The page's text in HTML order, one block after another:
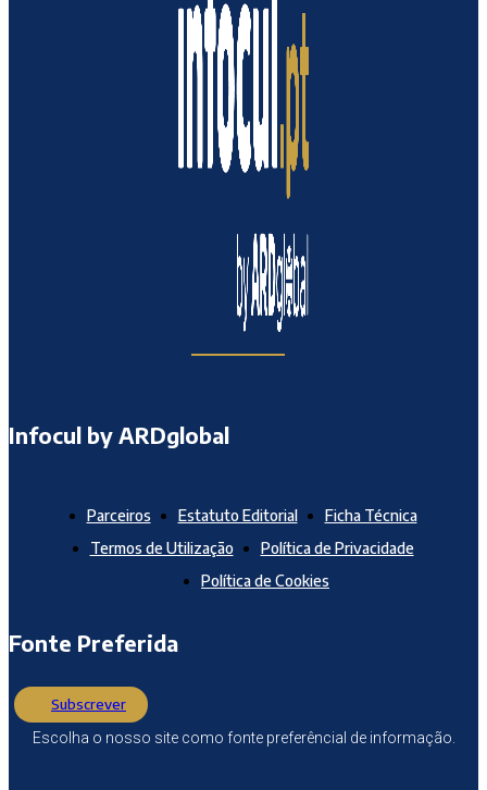
Infocul by ARDglobal
Parceiros Estatuto Editorial
Ficha Técnica
Termos de Utilização
Política de Privacidade
Política de Cookies
Fonte Preferida
Subscrever
Escolha o nosso site como fonte preferêncial de informação.